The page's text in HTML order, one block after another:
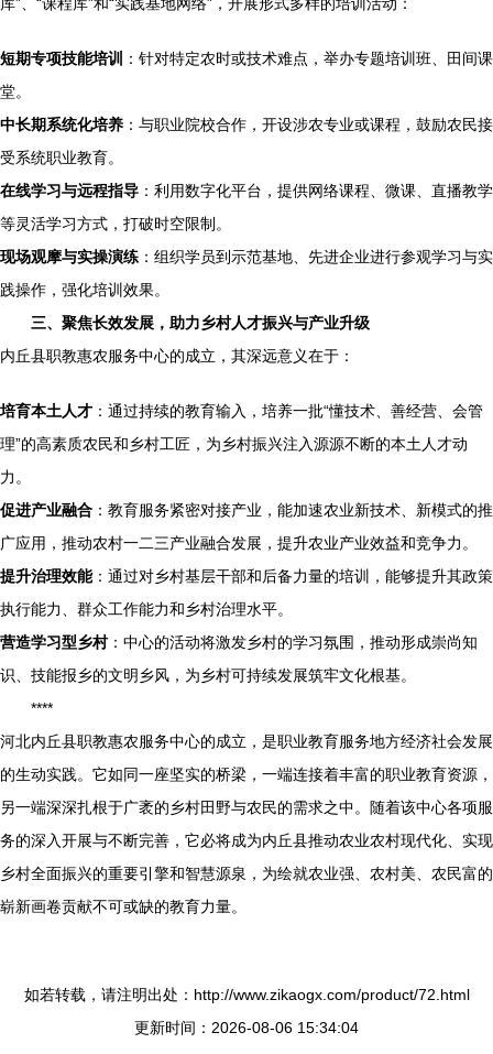
短期专项技能培训
：针对特定农时或技术难点，举办专题培训班、田间课
堂。
中长期系统化培养 ：与职业院校合作，开设涉农专业或课程，鼓励农民接
受系统职业教育。
在线学习与远程指导 ：利用数字化平台，提供网络课程、微课、直播教学
等灵活学习方式，打破时空限制。
现场观摩与实操演练 ：组织学员到示范基地、先进企业进行参观学习与实
践操作，强化培训效果。
三、聚焦长效发展，助力乡村人才振兴与产业升级
内丘县职教惠农服务中心的成立，其深远意义在于：
培育本土人才 ：通过持续的教育输入，培养一批“懂技术、善经营、会管
理”的高素质农民和乡村工匠，为乡村振兴注入源源不断的本土人才动
力。
促进产业融合 ：教育服务紧密对接产业，能加速农业新技术、新模式的推
广应用，推动农村一二三产业融合发展，提升农业产业效益和竞争力。
提升治理效能：通过对乡村基层干部和后备力量的培训，能够提升其政策
执行能力、群众工作能力和乡村治理水平。
营造学习型乡村：中心的活动将激发乡村的学习氛围，推动形成崇尚知
识、技能报乡的文明乡风，为乡村可持续发展筑牢文化根基。
****
河北内丘县职教惠农服务中心的成立，是职业教育服务地方经济社会发展
的生动实践。它如同一座坚实的桥梁，一端连接着丰富的职业教育资源，
另一端深深扎根于广袤的乡村田野与农民的需求之中。随着该中心各项服
务的深入开展与不断完善，它必将成为内丘县推动农业农村现代化、实现
乡村全面振兴的重要引擎和智慧源泉，为绘就农业强、农村美、农民富的
崭新画卷贡献不可或缺的教育力量。
如若转载，请注明出处：http://www.zikaogx.com/product/72.html
更新时间：2026-08-06 15:34:04